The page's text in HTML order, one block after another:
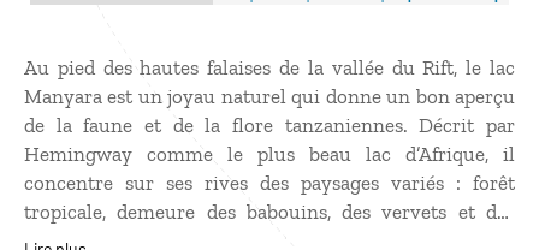
Au pied des hautes falaises de la vallée du Rift, le lac
Manyara est un joyau naturel qui donne un bon aperçu
de la faune et de la flore tanzaniennes. Décrit par
Hemingway comme le plus beau lac d’Afrique, il
concentre sur ses rives des paysages variés : forêt
tropicale, demeure des babouins, des vervets et des
singes bleus, savane arborée où l’on croise des buffles,